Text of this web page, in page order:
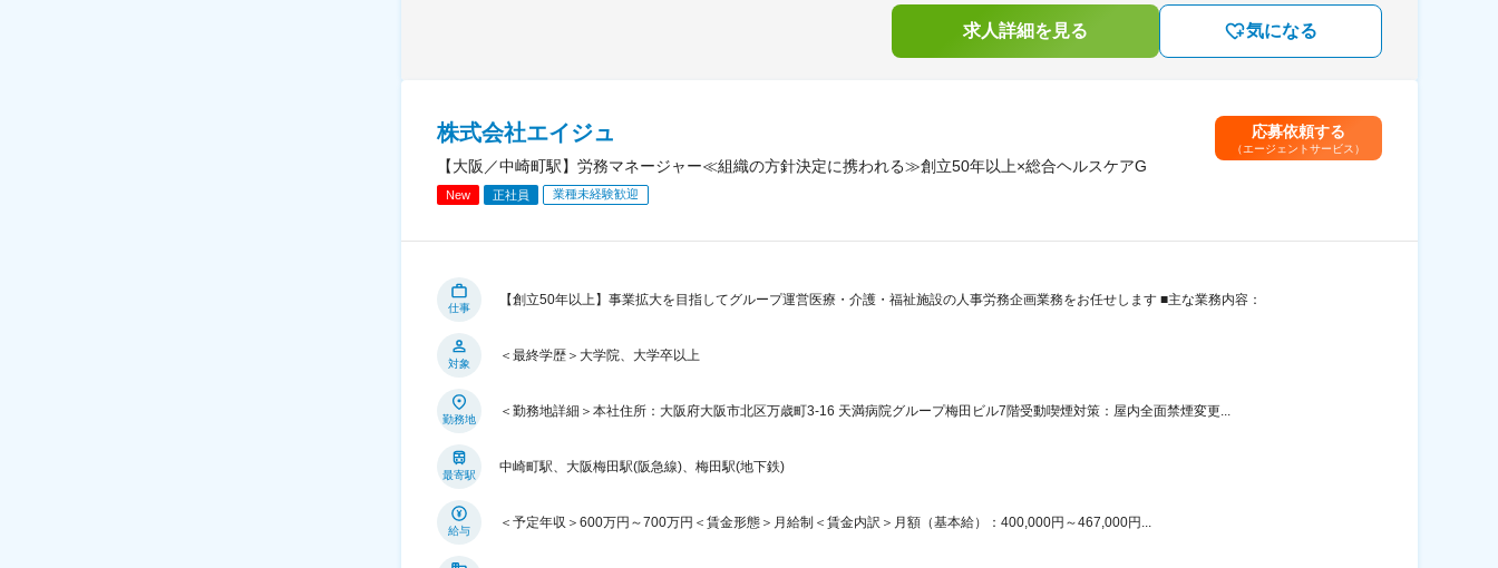
求人詳細を見る 気になる
株式会社エイジュ
【大阪／中崎町駅】労務マネージャー≪組織の方針決定に携われる≫創立50年以上×総合ヘルスケアG
New 正社員 業種未経験歓迎
応募依頼する
（エージェントサービス）
仕事
【創立50年以上】事業拡大を目指してグループ運営医療・介護・福祉施設の人事労務企画業務をお任せします ■主な業務内容：
対象
＜最終学歴＞大学院、大学卒以上
勤務地
＜勤務地詳細＞本社住所：大阪府大阪市北区万歳町3-16 天満病院グループ梅田ビル7階受動喫煙対策：屋内全面禁煙変更...
最寄駅
中崎町駅、大阪梅田駅(阪急線)、梅田駅(地下鉄)
給与
＜予定年収＞600万円～700万円＜賃金形態＞月給制＜賃金内訳＞月額（基本給）：400,000円～467,000円...